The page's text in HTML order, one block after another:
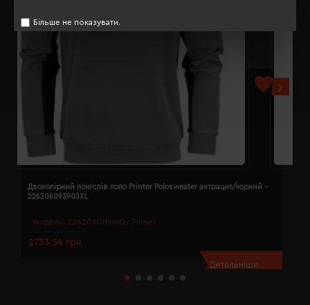
Більше не показувати.
Модель: 2262060(Printer Prime)
Двоколірний лонгслів поло Printer Polosweater антрацит/чорний -
226206093903XL
2733.54 грн
Детальніше...